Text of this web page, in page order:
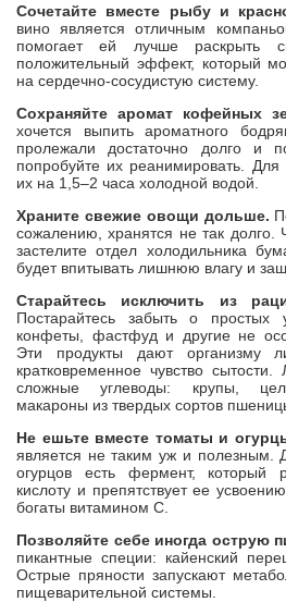
Сочетайте вместе рыбу и
вино является отличным
помогает ей лучше раскрыть
положительный эффект, который
на сердечно-сосудистую систему.
Сохраняйте аромат кофейных
хочется выпить ароматного
пролежали достаточно долго и
попробуйте их реанимировать. Для
их на 1,5–2 часа холодной водой.
Храните свежие овощи дольше.
сожалению, хранятся не так долго.
застелите отдел холодильника
будет впитывать лишнюю влагу и
Старайтесь исключить из
Постарайтесь забыть о простых
конфеты, фастфуд и другие не
Эти продукты дают организму
кратковременное чувство
сложные углеводы: крупы,
макароны из твердых сортов
Не ешьте вместе томаты и
является не таким уж и полезным.
огурцов есть фермент, который
кислоту и препятствует ее
богаты витамином С.
Позволяйте себе иногда острую
пикантные специи: кайенский
Острые пряности запускают
пищеварительной системы.